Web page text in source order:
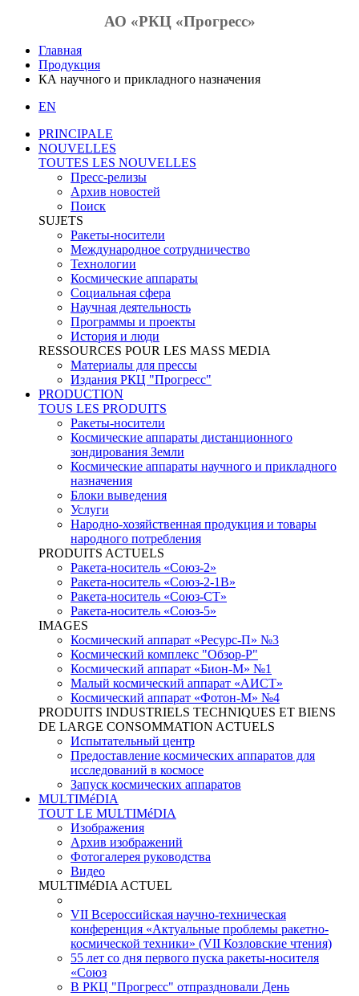
АО «РКЦ «Прогресс»
Главная
Продукция
КА научного и прикладного назначения
EN
PRINCIPALE
NOUVELLES
TOUTES LES NOUVELLES
Пресс-релизы
Архив новостей
Поиск
SUJETS
Ракеты-носители
Международное сотрудничество
Технологии
Космические аппараты
Социальная сфера
Научная деятельность
Программы и проекты
История и люди
RESSOURCES POUR LES MASS MEDIA
Материалы для прессы
Издания РКЦ "Прогресс"
PRODUCTION
TOUS LES PRODUITS
Ракеты-носители
Космические аппараты дистанционного
зондирования Земли
Космические аппараты научного и прикладного
назначения
Блоки выведения
Услуги
Народно-хозяйственная продукция и товары
народного потребления
PRODUITS ACTUELS
Ракета-носитель «Союз-2»
Ракета-носитель «Союз-2-1В»
Ракета-носитель «Союз-СТ»
Ракета-носитель «Союз-5»
IMAGES
Космический аппарат «Ресурс-П» №3
Космический комплекс "Обзор-Р"
Космический аппарат «Бион-М» №1
Малый космический аппарат «АИСТ»
Космический аппарат «Фотон-М» №4
PRODUITS INDUSTRIELS TECHNIQUES ET BIENS
DE LARGE CONSOMMATION ACTUELS
Испытательный центр
Предоставление космических аппаратов для
исследований в космосе
Запуск космических аппаратов
MULTIMéDIA
TOUT LE MULTIMéDIA
Изображения
Архив изображений
Фотогалерея руководства
Видео
MULTIMéDIA ACTUEL
VII Всероссийская научно-техническая
конференция «Актуальные проблемы ракетно-
космической техники» (VII Козловские чтения)
55 лет со дня первого пуска ракеты-носителя
«Союз
В РКЦ "Прогресс" отпраздновали День